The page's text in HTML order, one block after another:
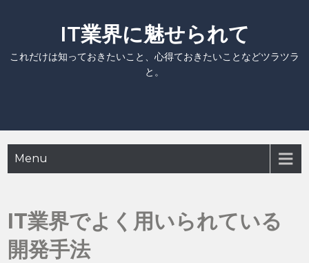
IT業界に魅せられて
これだけは知っておきたいこと、心得ておきたいことなどツラツラ
と。
Menu
IT業界でよく用いられている
開発手法